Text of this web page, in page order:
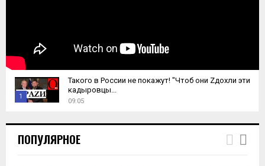
1
h
u
Такого в России не покажут! "Чтоб они Zдохли эти
кадыровцы...
09:05
ПОПУЛЯРНОЕ